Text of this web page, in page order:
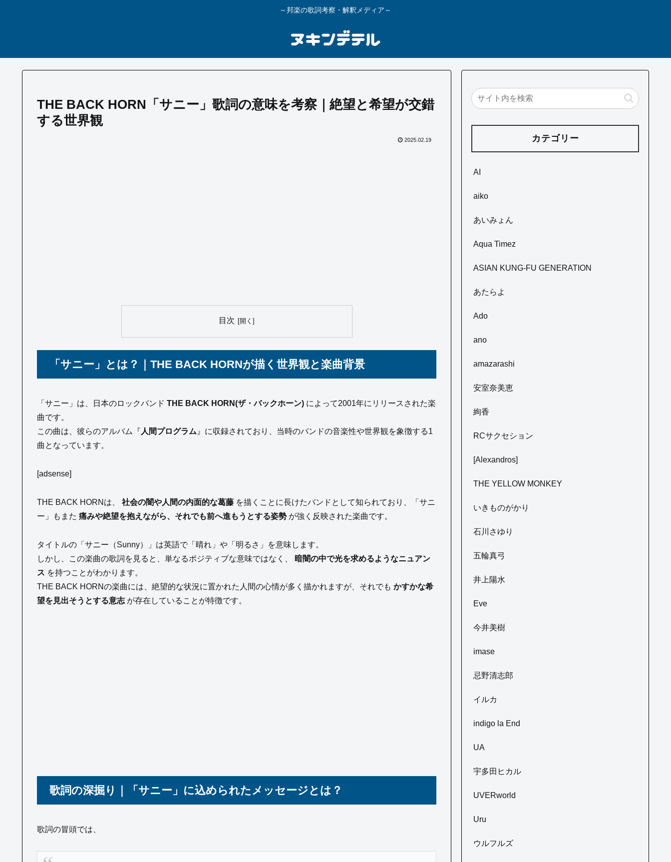
～邦楽の歌詞考察・解釈メディア～
THE BACK HORN「サニー」歌詞の意味を考察｜絶望と希望が交錯
する世界観
2025.02.19
目次
「サニー」とは？｜THE BACK HORNが描く世界観と楽曲背景
「サニー」は、日本のロックバンド THE BACK HORN(ザ・バックホーン) によって2001年にリリースされた楽
曲です。
この曲は、彼らのアルバム『 人間プログラム 』に収録されており、当時のバンドの音楽性や世界観を象徴する1
曲となっています。
[adsense]
THE BACK HORNは、 社会の闇や人間の内面的な葛藤 を描くことに長けたバンドとして知られており、「サニ
ー」もまた 痛みや絶望を抱えながら、それでも前へ進もうとする姿勢 が強く反映された楽曲です。
タイトルの「サニー（Sunny）」は英語で「晴れ」や「明るさ」を意味します。
しかし、この楽曲の歌詞を見ると、単なるポジティブな意味ではなく、
暗闇の中で光を求めるようなニュアン
ス を持つことがわかります。
THE BACK HORNの楽曲には、絶望的な状況に置かれた人間の心情が多く描かれますが、それでも かすかな希
望を見出そうとする意志 が存在していることが特徴です。
歌詞の深掘り｜「サニー」に込められたメッセージとは？
歌詞の冒頭では、
カテゴリー
AI
aiko
あいみょん
Aqua Timez
ASIAN KUNG-FU GENERATION
あたらよ
Ado
ano
amazarashi
安室奈美恵
絢香
RCサクセション
[Alexandros]
THE YELLOW MONKEY
いきものがかり
石川さゆり
五輪真弓
井上陽水
Eve
今井美樹
imase
忌野清志郎
イルカ
indigo la End
UA
宇多田ヒカル
UVERworld
Uru
ウルフルズ